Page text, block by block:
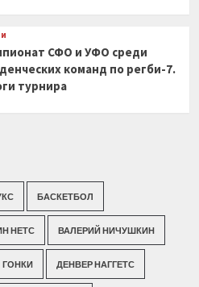
СФО и УФО среди
команд по регби-7.
турнира
БАСКЕТБОЛ
НЕТС ВАЛЕРИЙ НИЧУШКИН
ГОНКИ ДЕНВЕР НАГГЕТС